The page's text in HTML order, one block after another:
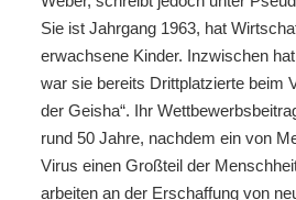
Sie ist Jahrgang 1963, hat
erwachsene Kinder. Inzwischen
war sie bereits Drittplatzierte beim
der Geisha“. Ihr
rund 50 Jahre, nachdem ein von
Virus einen Großteil der
arbeiten an der Erschaffung von